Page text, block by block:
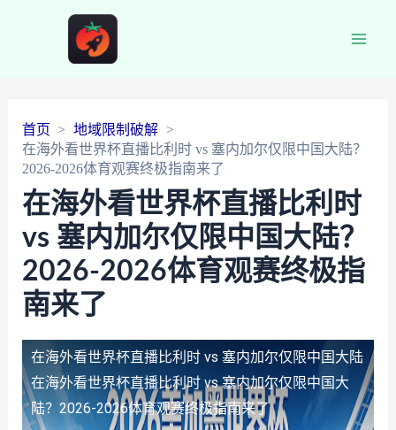
首页
地域限制破解
在海外看世界杯直播比利时 vs 塞内加尔仅限中国大陆？
2026-2026体育观赛终极指南来了
在海外看世界杯直播比利时
vs 塞内加尔仅限中国大陆？
2026-2026体育观赛终极指
南来了
在海外看世界杯直播比利时 vs 塞内加尔仅限中国大陆
在海外看世界杯直播比利时 vs 塞内加尔仅限中国大
陆？2026-2026体育观赛终极指南来了